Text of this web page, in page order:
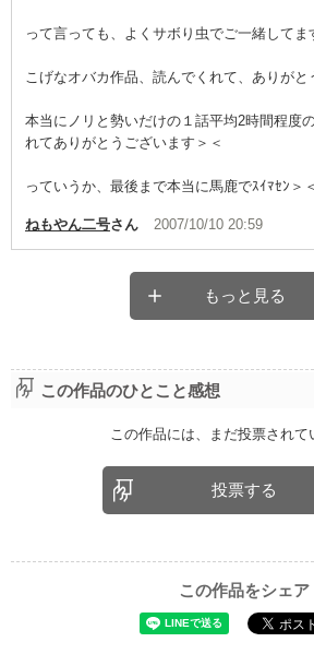
って言っても、よくサボり虫でご一緒してま
こげなオバカ作品、読んでくれて、ありがと
本当にノリと勢いだけの１話平均2時間程度
れてありがとうございます＞＜
っていうか、最後まで本当に馬鹿でｽｲﾏｾﾝ＞＜
ねもやん二号さん 2007/10/10 20:59
もっと見る
この作品のひとこと感想
この作品には、まだ投票されて
投票する
この作品をシェア